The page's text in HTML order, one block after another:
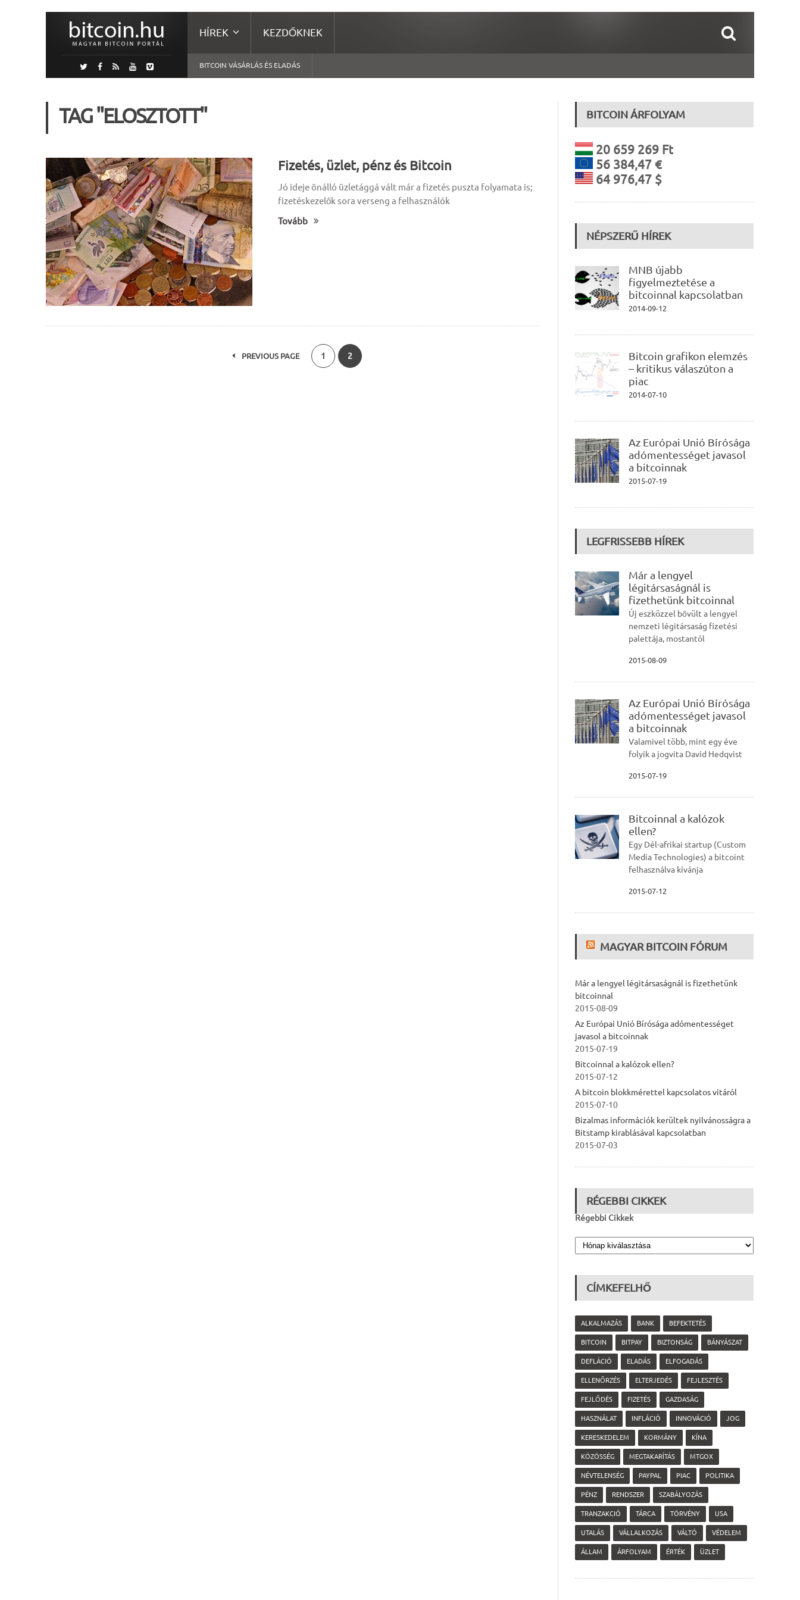
HÍREK KEZDŐKNEK
BITCOIN VÁSÁRLÁS ÉS ELADÁS
TAG "ELOSZTOTT"
Fizetés, üzlet, pénz és Bitcoin
Jó ideje önálló üzletággá vált már a fizetés puszta folyamata is;
fizetéskezelők sora verseng a felhasználók
Tovább
PREVIOUS PAGE 1 2
BITCOIN ÁRFOLYAM
20 659 269 Ft
56 384,47 €
64 976,47 $
NÉPSZERŰ HÍREK
MNB újabb
figyelmeztetése a
bitcoinnal kapcsolatban
2014-09-12
Bitcoin grafikon elemzés
– kritikus válaszúton a
piac
2014-07-10
Az Európai Unió Bírósága
adómentességet javasol
a bitcoinnak
2015-07-19
LEGFRISSEBB HÍREK
Már a lengyel
légitársaságnál is
fizethetünk bitcoinnal
Új eszközzel bővült a lengyel
nemzeti légitársaság fizetési
palettája, mostantól
2015-08-09
Az Európai Unió Bírósága
adómentességet javasol
a bitcoinnak
Valamivel több, mint egy éve
folyik a jogvita David Hedqvist
2015-07-19
Bitcoinnal a kalózok
ellen?
Egy Dél-afrikai startup (Custom
Media Technologies) a bitcoint
felhasználva kívánja
2015-07-12
MAGYAR BITCOIN FÓRUM
Már a lengyel légitársaságnál is fizethetünk
bitcoinnal
2015-08-09
Az Európai Unió Bírósága adómentességet
javasol a bitcoinnak
2015-07-19
Bitcoinnal a kalózok ellen?
2015-07-12
A bitcoin blokkmérettel kapcsolatos vitáról
2015-07-10
Bizalmas információk kerültek nyilvánosságra a
Bitstamp kirablásával kapcsolatban
2015-07-03
RÉGEBBI CIKKEK
Régebbi Cikkek
CÍMKEFELHŐ
ALKALMAZÁS BANK BEFEKTETÉS
BITCOIN BITPAY BIZTONSÁG BÁNYÁSZAT
DEFLÁCIÓ ELADÁS ELFOGADÁS
ELLENŐRZÉS ELTERJEDÉS FEJLESZTÉS
FEJLŐDÉS FIZETÉS GAZDASÁG
HASZNÁLAT INFLÁCIÓ INNOVÁCIÓ JOG
KERESKEDELEM KORMÁNY KÍNA
KÖZÖSSÉG MEGTAKARÍTÁS MTGOX
NÉVTELENSÉG PAYPAL PIAC POLITIKA
PÉNZ RENDSZER SZABÁLYOZÁS
TRANZAKCIÓ TÁRCA TÖRVÉNY USA
UTALÁS VÁLLALKOZÁS VÁLTÓ VÉDELEM
ÁLLAM ÁRFOLYAM ÉRTÉK ÜZLET